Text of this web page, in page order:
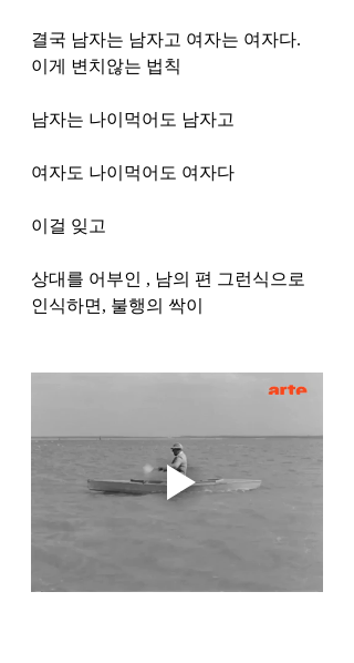
결국 남자는 남자고 여자는 여자다.
이게 변치않는 법칙
남자는 나이먹어도 남자고
여자도 나이먹어도 여자다
이걸 잊고
상대를 어부인 , 남의 편 그런식으로
인식하면, 불행의 싹이